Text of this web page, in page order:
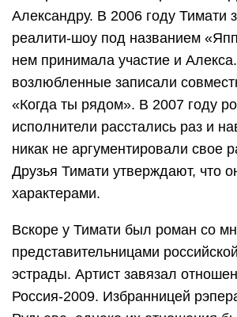
Александру. В 2006 году Тимати
реалити-шоу под названием
нем принимала участие и
возлюбленные записали
«Когда ты рядом». В 2007 году
исполнители расстались раз и
никак не аргументировали свое
Друзья Тимати утверждают, что
характерами.
Вскоре у Тимати был роман со
представительницами
эстрады. Артист завязал
Россия-2009. Избранницей